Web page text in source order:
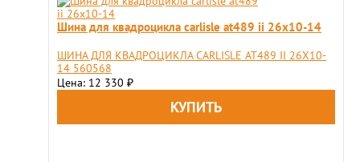
Шина для квадроцикла carlisle at489 ii 26x10-14
ШИНА ДЛЯ КВАДРОЦИКЛА CARLISLE AT489 II 26X10-
14 560568
Цена: 12 330 ₽